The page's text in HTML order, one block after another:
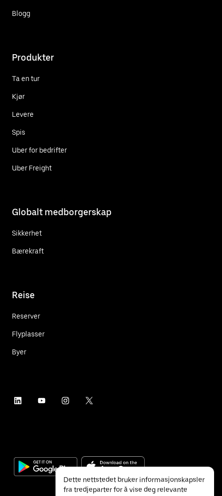
Blogg
Produkter
Ta en tur
Kjør
Levere
Spis
Uber for bedrifter
Uber Freight
Globalt medborgerskap
Sikkerhet
Bærekraft
Reise
Reserver
Flyplasser
Byer
Dette nettstedet bruker informasjonskapsler
fra tredjeparter for å vise deg relevante